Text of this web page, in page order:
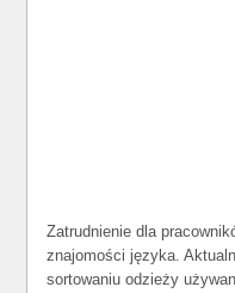
Zatrudnienie dla
znajomości języka.
sortowaniu odzieży